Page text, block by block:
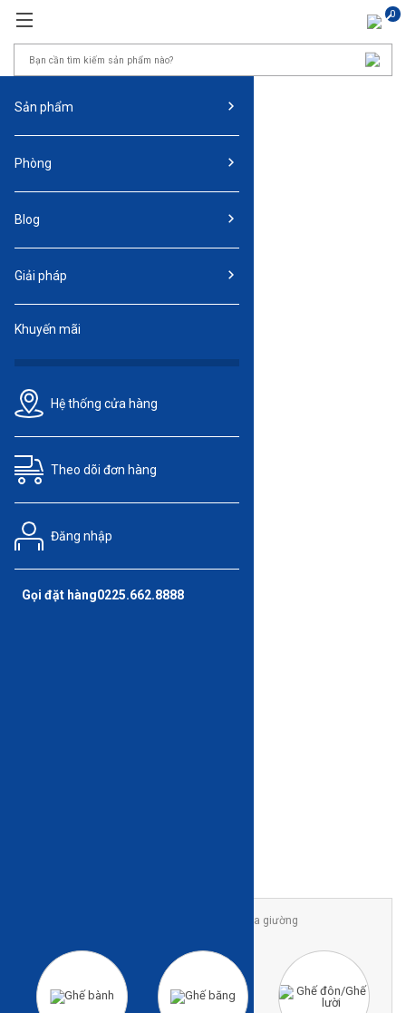
0
Sản phẩm
Phòng
Blog
Giải pháp
Khuyến mãi
Hệ thốngcửa hàng
Theo dõiđơn hàng
Đăng nhập
Gọi đặt hàng0225.662.8888
Sofa giường